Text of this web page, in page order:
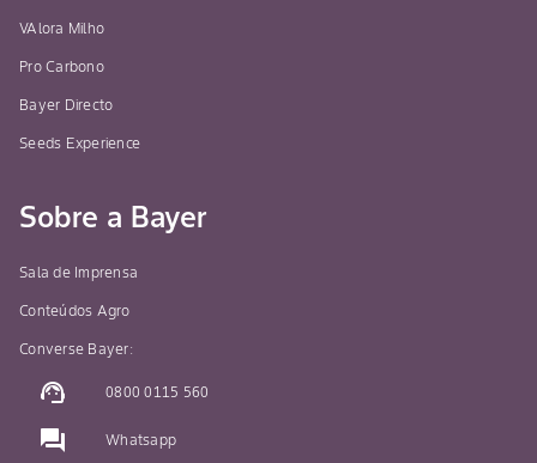
VAlora Milho
Pro Carbono
Bayer Directo
Seeds Experience
Sobre a Bayer
Sala de Imprensa
Conteúdos Agro
Converse Bayer:
support_agent 0800 0115 560
question_answer Whatsapp